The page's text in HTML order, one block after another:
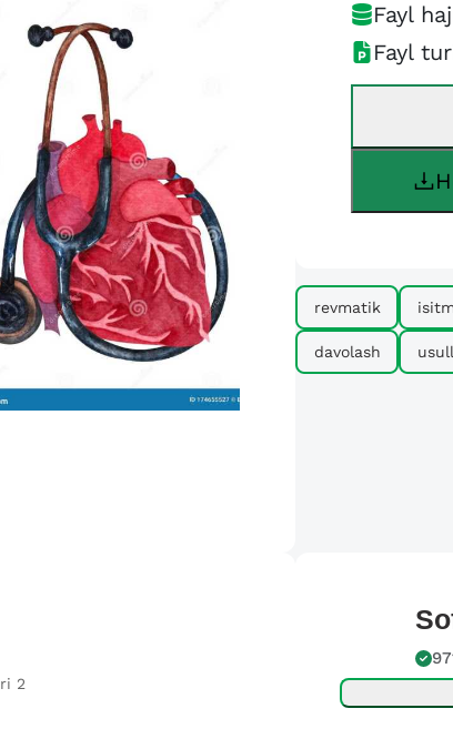
Fayl
Fayl
revmatik
davolash
2